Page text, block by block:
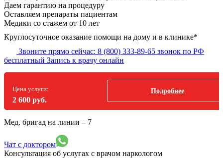
Даем гарантию на процедуру
Оставляем препараты пациентам
Медики со стажем от 10 лет
Круглосуточное оказание помощи на дому и в клинике*
Звоните прямо сейчас: 8 (800) 333-89-65 звонок по РФ
бесплатный Запись к врачу онлайн
Цена услуги:
2 600 руб.
Подробнее
Мед. бригад на линии – 7
Чат с доктором
Консультация об услугах с врачом наркологом